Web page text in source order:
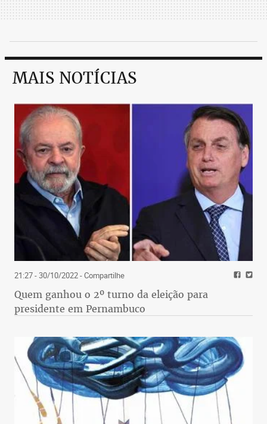
MAIS NOTÍCIAS
21:27 - 30/10/2022- Compartilhe
Quem ganhou o 2º turno da eleição para
presidente em Pernambuco